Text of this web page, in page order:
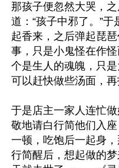
那孩子便忽然大哭，
道：“孩子中邪了。”
起香来，之后弹起琵
事，只是小鬼怪在作
个是生人的魂魄，只是
可以赶快做些汤面，再
于是店主一家人连忙
敬地请白行简他们入
一顿，吃饱后一起身
行简醒后，想起做的